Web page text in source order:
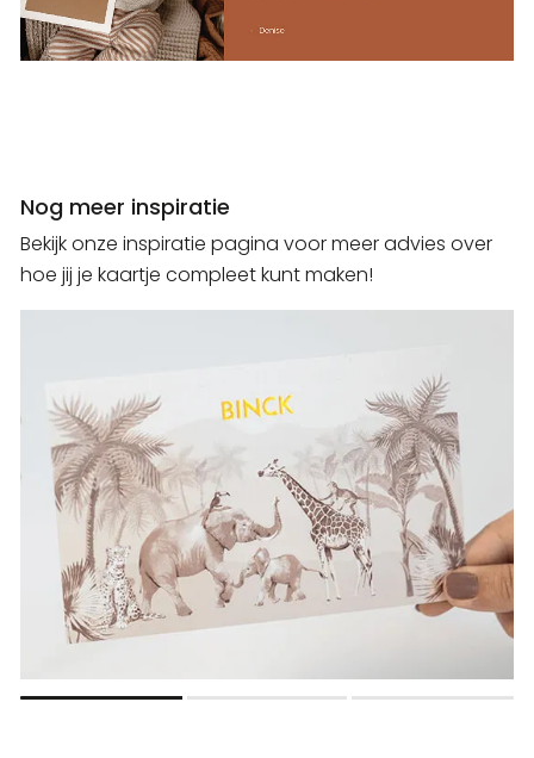
Nog meer inspiratie
Bekijk onze inspiratie pagina voor meer advies over
hoe jij je kaartje compleet kunt maken!